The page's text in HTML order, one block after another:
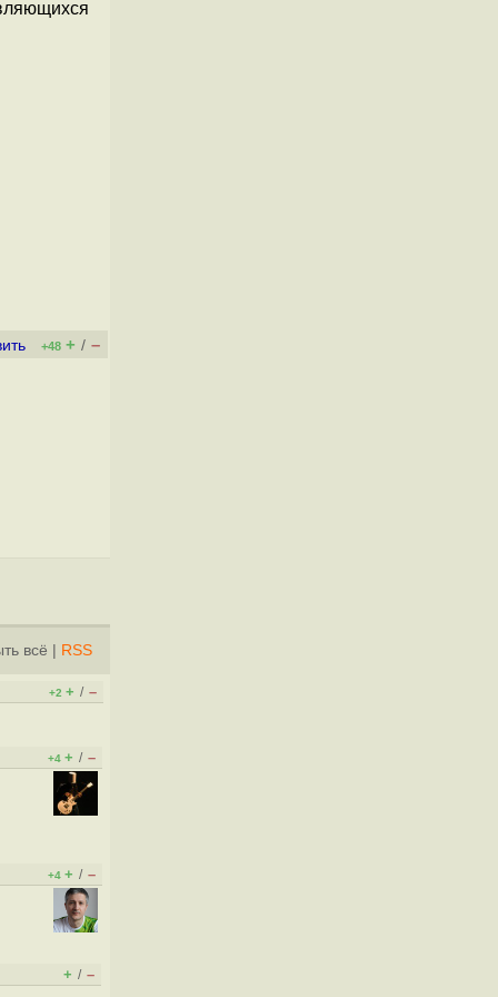
+48 + / –
всё RSS
+2 + / –
+4 + / –
+4 + / –
+ / –